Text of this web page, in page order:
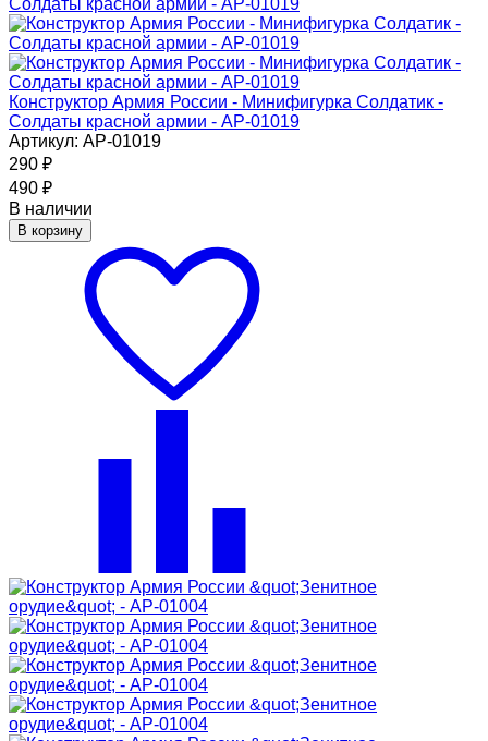
Конструктор Армия России - Минифигурка Солдатик -
Солдаты красной армии - АР-01019
Артикул: АР-01019
290 ₽
490 ₽
В наличии
В корзину